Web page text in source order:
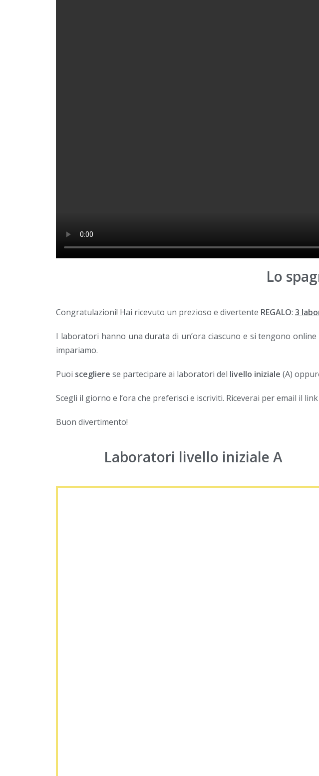
Lo
Congratulazioni! Hai ricevuto un prezioso e divertente REGALO: 3
I laboratori hanno una durata di un’ora ciascuno e si tengono
impariamo.
Puoi scegliere se partecipare ai laboratori del livello iniziale (A)
Scegli il giorno e l’ora che preferisci e iscriviti. Riceverai per email il
Buon divertimento!
Laboratori livello iniziale A